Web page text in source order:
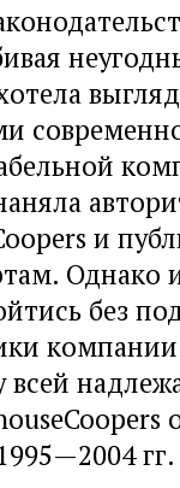
и
Однако
без
компании
всей
гг.